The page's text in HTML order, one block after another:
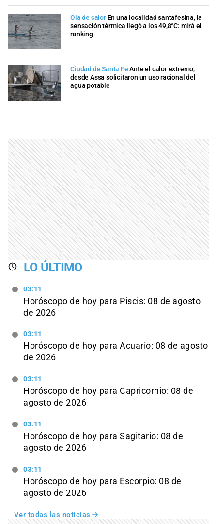
Ola de calor En una localidad santafesina, la
sensación térmica llegó a los 49,8°C: mirá el
ranking
Ciudad de Santa Fe Ante el calor extremo,
desde Assa solicitaron un uso racional del
agua potable
LO ÚLTIMO
03:11
Horóscopo de hoy para Piscis: 08 de agosto
de 2026
03:11
Horóscopo de hoy para Acuario: 08 de agosto
de 2026
03:11
Horóscopo de hoy para Capricornio: 08 de
agosto de 2026
03:11
Horóscopo de hoy para Sagitario: 08 de
agosto de 2026
03:11
Horóscopo de hoy para Escorpio: 08 de
agosto de 2026
Ver todas las noticias